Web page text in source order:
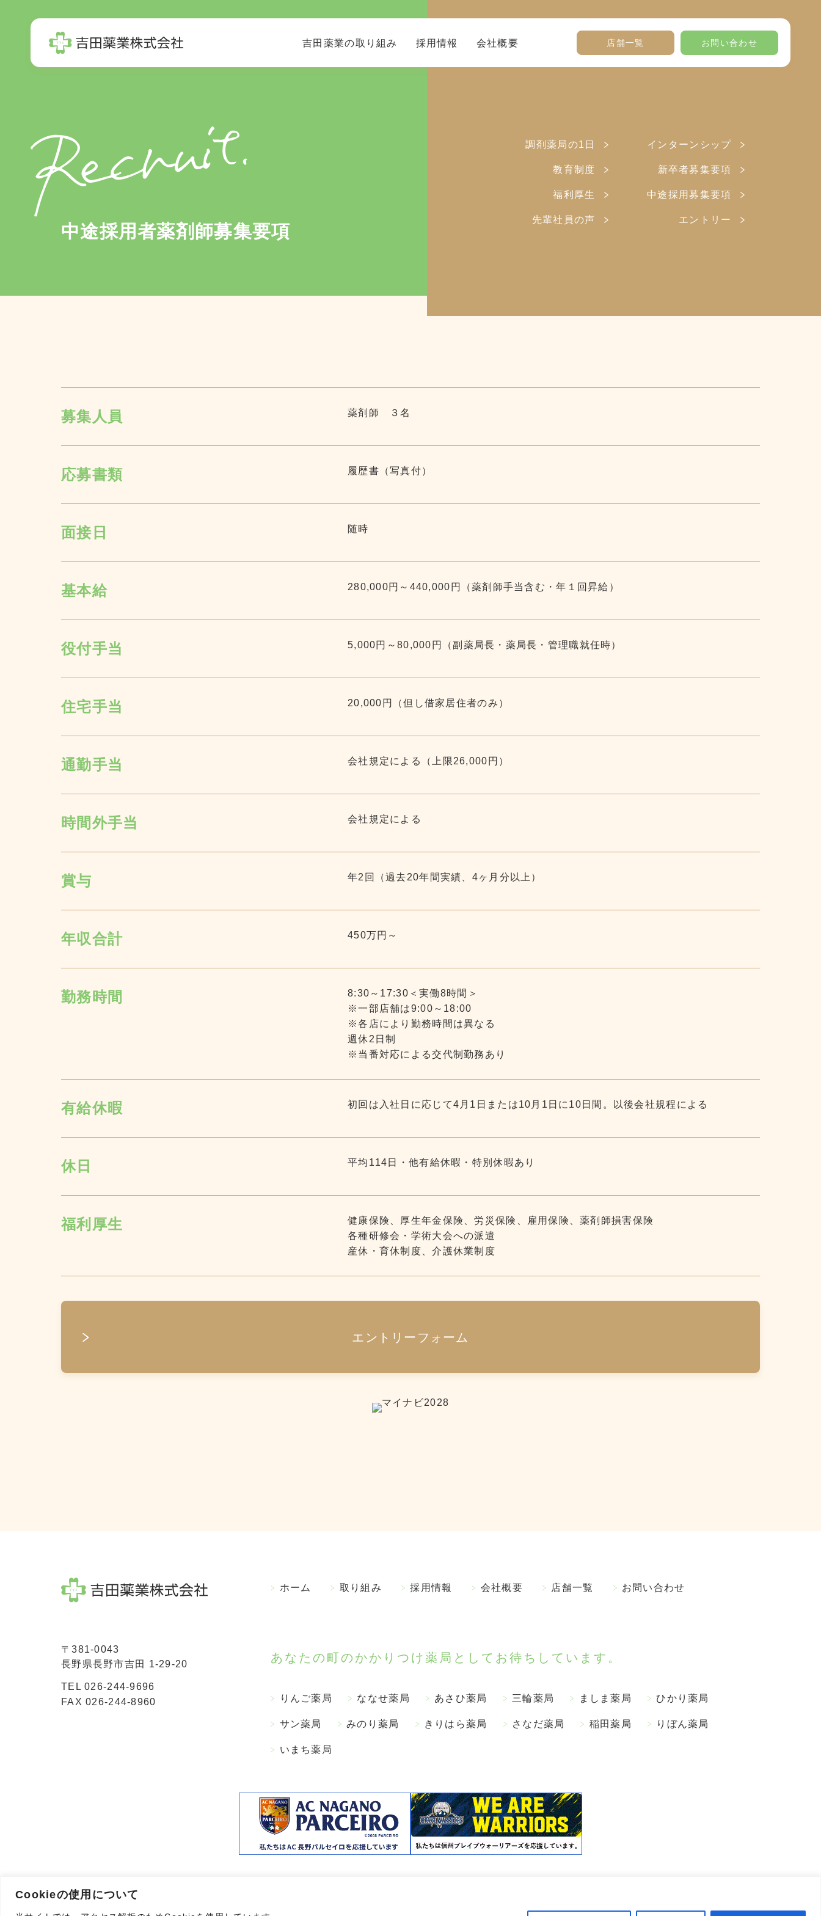
Cookieの使用について
店舗一覧 お問い合わせ
ホーム
採用情報
店舗一覧
お問い合わせ
FAX 026-244-8960
吉田薬業の取り組み 採用情報 会社概要
中途採用者薬剤師募集要項
調剤薬局の1日 インターンシップ
教育制度 新卒者募集要項
福利厚生 中途採用募集要項
先輩社員の声 エントリー
募集人員 薬剤師 ３名
応募書類 履歴書（写真付）
面接日 随時
基本給 280,000円～440,000円（薬剤師手当含む・年１回昇給）
役付手当 5,000円～80,000円（副薬局長・薬局長・管理職就任時）
住宅手当 20,000円（但し借家居住者のみ）
通勤手当 会社規定による（上限26,000円）
時間外手当 会社規定による
賞与 年2回（過去20年間実績、4ヶ月分以上）
年収合計 450万円～
勤務時間
8:30～17:30＜実働8時間＞
※一部店舗は9:00～18:00
※各店により勤務時間は異なる
週休2日制
※当番対応による交代制勤務あり
有給休暇 初回は入社日に応じて4月1日または10月1日に10日間。以後会社規程による
休日 平均114日・他有給休暇・特別休暇あり
福利厚生
健康保険、厚生年金保険、労災保険、雇用保険、薬剤師損害保険
各種研修会・学術大会への派遣
産休・育休制度、介護休業制度
エントリーフォーム
ホーム 取り組み 採用情報 会社概要 店舗一覧 お問い合わせ
あなたの町のかかりつけ薬局として お待ちしています。
りんご薬局 ななせ薬局 あさひ薬局 三輪薬局 ましま薬局 ひかり薬局
サン薬局 みのり薬局 きりはら薬局 さなだ薬局 稲田薬局 りぼん薬局
いまち薬局
〒381-0043
長野県長野市吉田 1-29-20
TEL026-244-9696
FAX 026-244-8960